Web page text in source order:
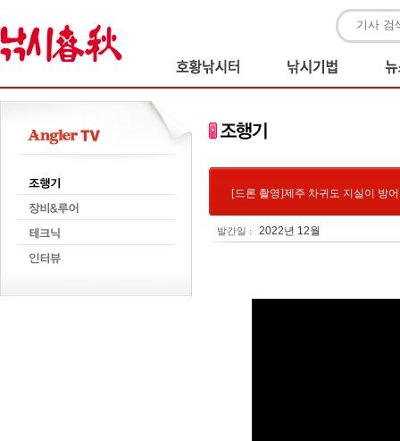
[드론 촬영]제주 차귀도 지실이 방
발간일 : 2022년 12월